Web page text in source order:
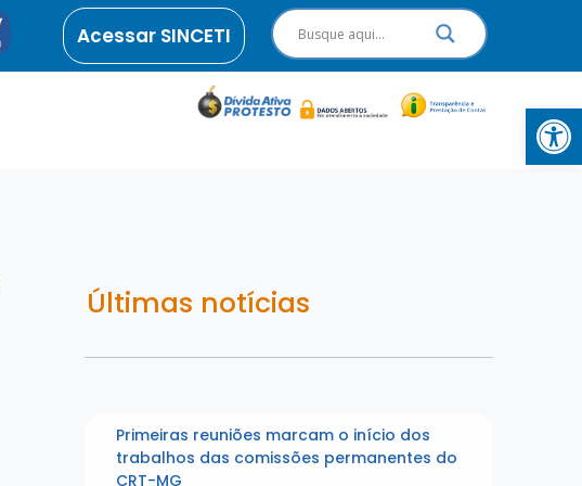
Abrir
Acessar SINCETI
Últimas notícias
Primeiras reuniões marcam o início dos
trabalhos das comissões permanentes do
CRT-MG